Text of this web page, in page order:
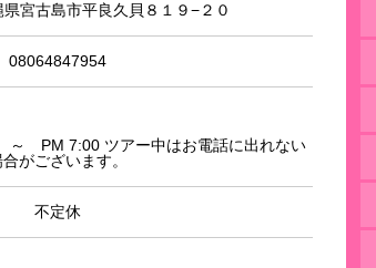
宮古島市平良久貝８１９−２０
08064847954
PM 7:00 ツアー中はお電話に出れない
がございます。
不定休